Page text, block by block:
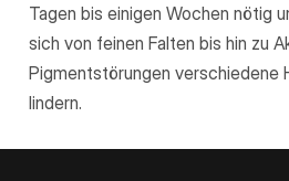
Tagen bis einigen Wochen nötig
sich von feinen Falten bis hin zu
Pigmentstörungen verschiedene
lindern.